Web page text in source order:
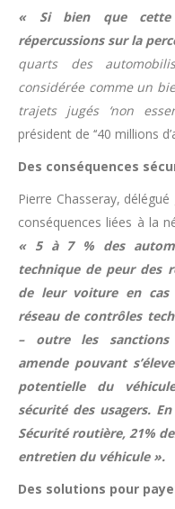
« Si bien que cette
répercussions sur la
quarts des
considérée comme un
trajets jugés ‘non
président de ‘‘40 millions
Des conséquences
Pierre Chasseray,
conséquences liées à la
« 5 à 7 % des
technique de peur des
de leur voiture en cas
réseau de contrôles
– outre les sanctions
amende pouvant
potentielle du
sécurité des usagers.
Sécurité routière, 21%
entretien du véhicule ».
Des solutions pour